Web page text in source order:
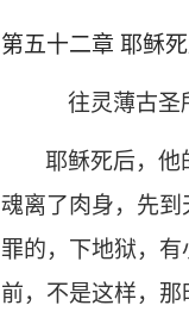
第五十二章 耶稣
往灵薄古圣
耶稣死后，他
魂离了肉身，先
罪的，下地狱，
前，不是这样，